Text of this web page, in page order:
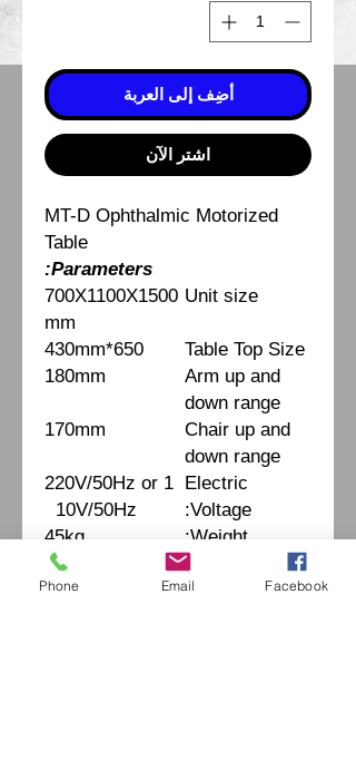
أضِف إلى العربة
اشترِ الآن
MT-D Ophthalmic Motorized
Table
Parameters:
Unit size
700X1100X1500
mm
Table Top Size
Arm up and
down range
Chair up and
down range
Electric
Voltage:
220V/50Hz or 1
10V/50Hz
Weight:
Phone Email Facebook